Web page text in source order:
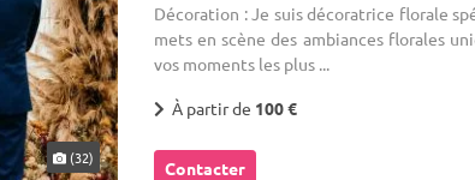
(32)
Décoration : Je suis décoratrice florale
mets en scène des ambiances florales
vos moments les plus ...
À partir de 100 €
Contacter